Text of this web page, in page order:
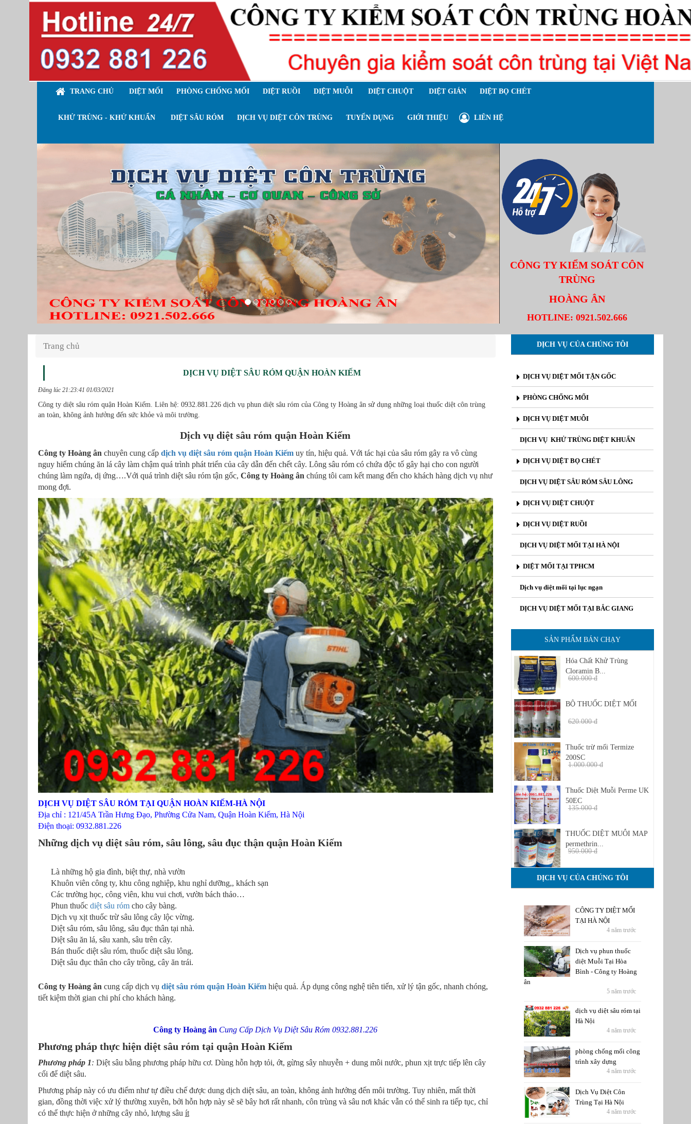
TRANG CHỦ DIỆT MỐI PHÒNG CHỐNG MỐI DIỆT RUỒI DIỆT MUỖI DIỆT CHUỘT DIỆT GIÁN DIỆT BỌ CHÉT
KHỬ TRÙNG - KHỬ KHUẨN DIỆT SÂU RÓM DỊCH VỤ DIỆT CÔN TRÙNG TUYỂN DỤNG GIỚI THIỆU LIÊN HỆ
CÔNG TY KIỂM SOÁT CÔN
TRÙNG
HOÀNG ÂN
HOTLINE: 0921.502.666
Trang chủ
DỊCH VỤ DIỆT SÂU RÓM QUẬN HOÀN KIẾM
Đăng lúc 21:23:41 01/03/2021
Công ty diệt sâu róm quận Hoàn Kiếm. Liên hệ: 0932.881.226 dịch vụ phun diệt sâu róm của Công ty Hoàng ân sử dụng những loại thuốc diệt côn trùng
an toàn, không ảnh hưởng đến sức khỏe và môi trường.
Dịch vụ diệt sâu róm quận Hoàn Kiếm
Công ty Hoàng ân chuyên cung cấp dịch vụ diệt sâu róm quận Hoàn Kiếm uy tín, hiệu quả. Với tác hại của sâu róm gây ra vô cùng
nguy hiểm chúng ăn lá cây làm chậm quá trình phát triển của cây dẫn đến chết cây. Lông sâu róm có chứa độc tố gây hại cho con người
chúng làm ngứa, dị ứng….Với quá trình diệt sâu róm tận gốc, Công ty Hoàng ân chúng tôi cam kết mang đến cho khách hàng dịch vụ như
mong đợi.
DỊCH VỤ DIỆT SÂU RÓM TẠI QUẬN HOÀN KIẾM-HÀ NỘI
Địa chỉ : 121/45A Trần Hưng Đạo, Phường Cửa Nam, Quận Hoàn Kiếm, Hà Nội
Điện thoại: 0932.881.226
Những dịch vụ diệt sâu róm, sâu lông, sâu đục thận quận Hoàn Kiếm
Là những hộ gia đình, biệt thự, nhà vườn
Khuôn viên công ty, khu công nghiệp, khu nghỉ dưỡng,, khách sạn
Các trường học, công viên, khu vui chơi, vườn bách thảo…
Phun thuốc diệt sâu rómcho cây bàng.
Dịch vụ xịt thuốc trừ sâu lông cây lộc vừng.
Diệt sâu róm, sâu lông, sâu đục thân tại nhà.
Diệt sâu ăn lá, sâu xanh, sâu trên cây.
Bán thuốc diệt sâu róm, thuốc diệt sâu lông.
Diệt sâu đục thân cho cây trồng, cây ăn trái.
Công ty Hoàng ân cung cấp dịch vụ diệt sâu róm quận Hoàn Kiếm hiệu quả. Áp dụng công nghệ tiên tiến, xử lý tận gốc, nhanh chóng,
tiết kiệm thời gian chi phí cho khách hàng.
Công ty Hoàng ân Cung Cấp Dịch Vụ Diệt Sâu Róm 0932.881.226
Phương pháp thực hiện diệt sâu róm tại quận Hoàn Kiếm
Phương pháp 1: Diệt sâu bằng phương pháp hữu cơ. Dùng hỗn hợp tỏi, ớt, gừng sây nhuyễn + dung môi nước, phun xịt trực tiếp lên cây
cối để diệt sâu.
Phương pháp này có ưu điểm như tự điều chế được dung dịch diệt sâu, an toàn, không ảnh hưởng đến môi trường. Tuy nhiên, mất thời
gian, đồng thời việc xử lý thường xuyên, bởi hỗn hợp này sẽ sẽ bây hơi rất nhanh, côn trùng và sâu nơi khác vẫn có thể sinh ra tiếp tục, chỉ
có thể thực hiện ở những cây nhỏ, lượng sâu ít
DỊCH VỤ CỦA CHÚNG TÔI
DỊCH VỤ DIỆT MỐI TẬN GỐC
PHÒNG CHỐNG MỐI
DỊCH VỤ DIỆT MUỖI
DỊCH VỤ KHỬ TRÙNG DIỆT KHUẨN
DỊCH VỤ DIỆT BỌ CHÉT
DỊCH VỤ DIỆT SÂU RÓM SÂU LÔNG
DỊCH VỤ DIỆT CHUỘT
DỊCH VỤ DIỆT RUỒI
DỊCH VỤ DIỆT MỐI TẠI HÀ NỘI
DIỆT MỐI TẠI TPHCM
Dịch vụ diệt mối tại lục ngạn
DỊCH VỤ DIỆT MỐI TẠI BẮC GIANG
SẢN PHẨM BÁN CHẠY
Hóa Chất Khử Trùng
Cloramin B...
600.000 đ
BỘ THUỐC DIỆT MỐI
620.000 đ
Thuốc trừ mối Termize
200SC
1.000.000 đ
Thuốc Diệt Muỗi Perme UK
50EC
135.000 đ
THUỐC DIỆT MUỖI MAP
permethrin...
950.000 đ
DỊCH VỤ CỦA CHÚNG TÔI
CÔNG TY DIỆT MỐI
TẠI HÀ NỘI
4 năm trước
Dịch vụ phun thuốc
diệt Muỗi Tại Hòa
Bình - Công ty Hoàng
ân
5 năm trước
dịch vụ diệt sâu róm tại
Hà Nội
4 năm trước
phòng chống mối công
trình xây dựng
4 năm trước
Dịch Vụ Diệt Côn
Trùng Tại Hà Nội
4 năm trước